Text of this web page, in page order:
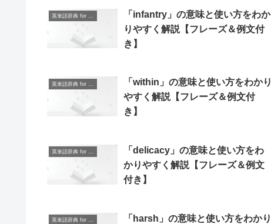
「infantry」の意味と使い方をわか
りやすく解説【フレーズ＆例文付
き】
「within」の意味と使い方をわかり
やすく解説【フレーズ＆例文付
き】
英単語辞典 for Beginners
「delicacy」の意味と使い方をわ
かりやすく解説【フレーズ＆例文
付き】
英単語辞典 for Beginners
「harsh」の意味と使い方をわかり